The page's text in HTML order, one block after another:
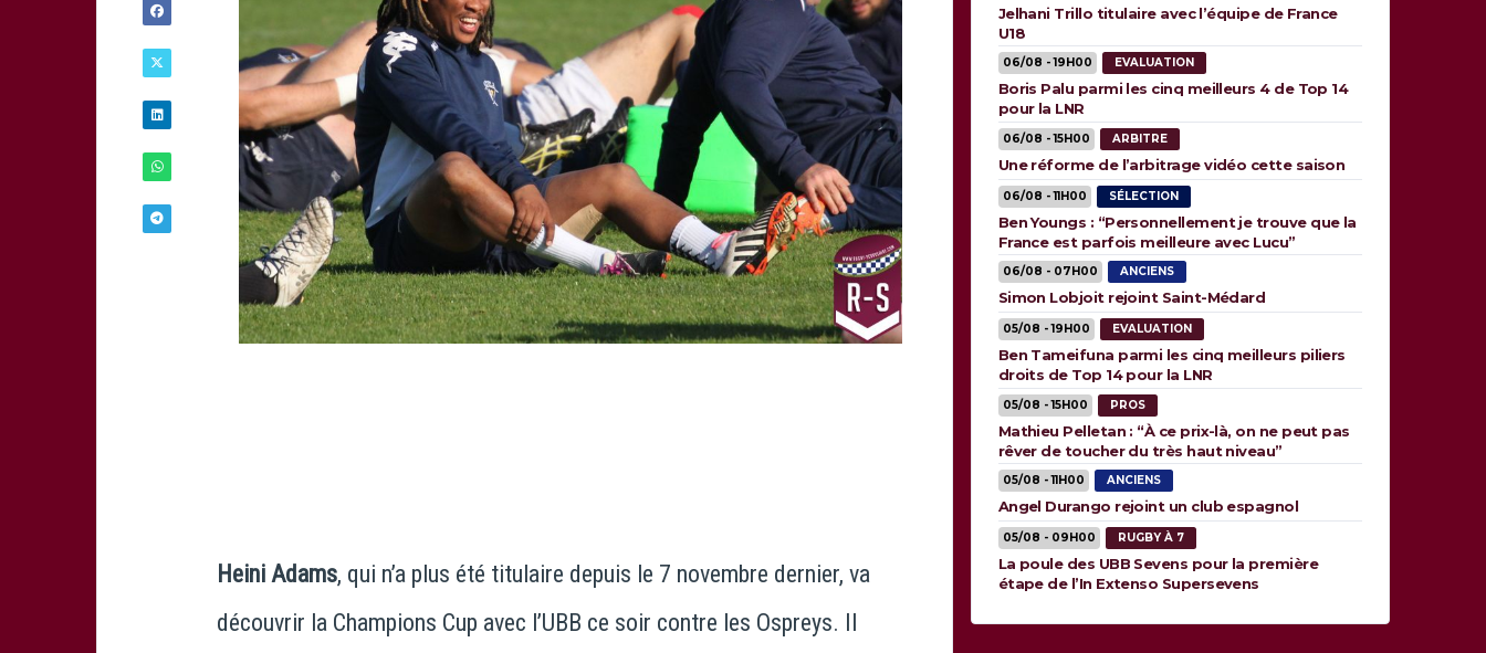
Heini Adams, qui n’a plus été titulaire depuis le 7 novembre dernier, va
découvrir la Champions Cup avec l’UBB ce soir contre les Ospreys. Il
Jelhani Trillo titulaire avec l’équipe de France
U18
06/08 - 19H00 EVALUATION
Boris Palu parmi les cinq meilleurs 4 de Top 14
pour la LNR
06/08 - 15H00 ARBITRE
Une réforme de l’arbitrage vidéo cette saison
06/08 - 11H00 SÉLECTION
Ben Youngs : “Personnellement je trouve que la
France est parfois meilleure avec Lucu”
06/08 - 07H00 ANCIENS
Simon Lobjoit rejoint Saint-Médard
05/08 - 19H00 EVALUATION
Ben Tameifuna parmi les cinq meilleurs piliers
droits de Top 14 pour la LNR
05/08 - 15H00 PROS
Mathieu Pelletan : “À ce prix-là, on ne peut pas
rêver de toucher du très haut niveau”
05/08 - 11H00 ANCIENS
Angel Durango rejoint un club espagnol
05/08 - 09H00 RUGBY À 7
La poule des UBB Sevens pour la première
étape de l’In Extenso Supersevens